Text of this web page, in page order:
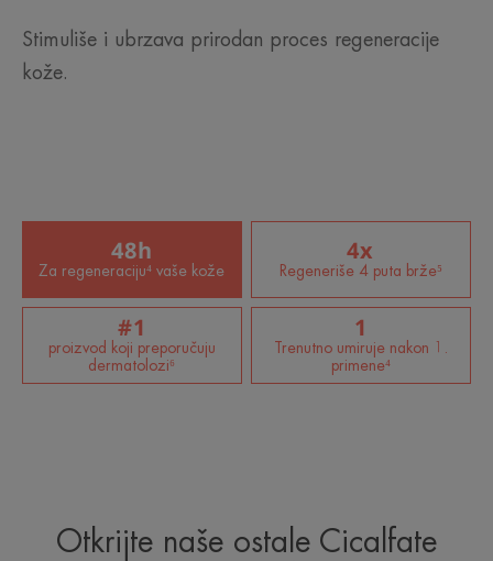
Stimuliše i ubrzava prirodan proces regeneracije
kože.
48h
Za regeneraciju⁴ vaše kože
4x
Regeneriše 4 puta brže⁵
#1
proizvod koji preporučuju
dermatolozi⁶
1
Trenutno umiruje nakon 1.
primene⁴
Otkrijte naše ostale Cicalfate